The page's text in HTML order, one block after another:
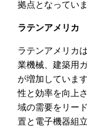
拠点となっていま
ラテンアメリカ
ラテンアメリカ
業機械、建築用
が増加していま
性と効率を向上
域の需要をリー
置と電子機器組